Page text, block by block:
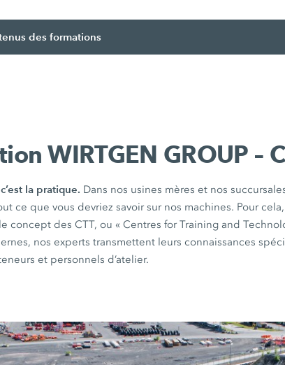
des formations
WIRTGEN GROUP –
la pratique. Dans nos usines mères et nos
ce que vous devriez savoir sur nos machines. Pour
concept des CTT, ou « Centres for Training and
nos experts transmettent leurs connaissances
et personnels d’atelier.